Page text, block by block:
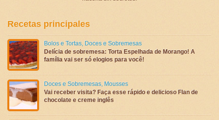
Recetas principales
Bolos e Tortas, Doces e Sobremesas
Delícia de sobremesa: Torta Espelhada de Morango! A
família vai ser só elogios para você!
Doces e Sobremesas, Mousses
Vai receber visita? Faça esse rápido e delicioso Flan de
chocolate e creme inglês